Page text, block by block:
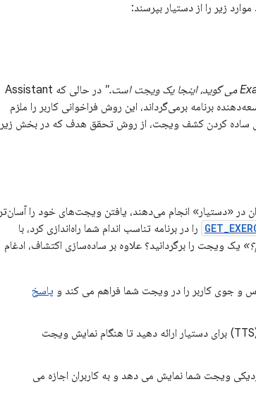
زیر را از دستیار بپرسند:
در حالی که Assistant
برنامه برمی‌گرداند، این روش فراخوانی کاربر را ملزم
ساده کردن کشف ویجت، از روش تحقق هدف که در بخش زیر
در «دستیار» انجام می‌دهند، یافتن ویجت‌های خود را آسان‌تر
BII را در برنامه تناسب اندام شما راه‌اندازی کرد، با
یک ویجت را برگردانید؟ علاوه بر ساده‌سازی اکتشاف، ادغام
و جوی کاربر را در ویجت شما فراهم می کند و پاسخ
می توانید یک رشته تبدیل متن به گفتار (TTS) برای دستیار ارائه دهید تا هنگام نمایش ویجت
ویجت شما نمایش می دهد و به کاربران اجازه می